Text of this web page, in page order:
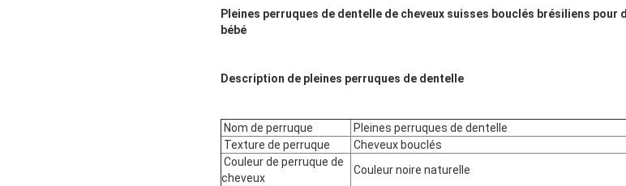
Pleines perruques de dentelle de cheveux suisses bouclés brésiliens pour
bébé
Description de pleines perruques de dentelle
Nom de perruque
Pleines perruques de dentelle
Texture de perruque
Cheveux bouclés
Couleur de perruque de
cheveux
Couleur noire naturelle